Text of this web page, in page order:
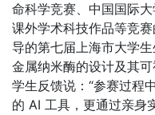
命科学竞赛、中国国际
课外学术科技作品等竞
导的第七届上海市大学
金属纳米酶的设计及其
学生反馈说：“参赛过程
的 AI 工具，更通过亲身